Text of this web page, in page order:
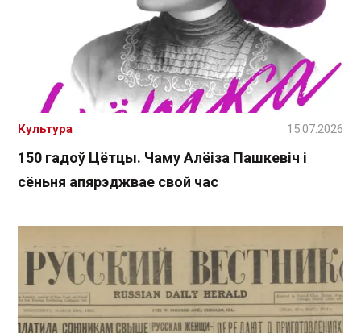
150 гадоў Цётцы. Чаму Алёіза Пашкевіч і
сёньня апярэджвае свой час
Культура 15.07.2026